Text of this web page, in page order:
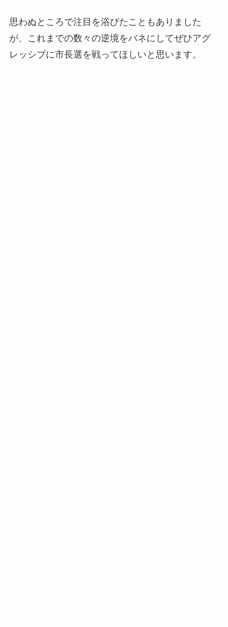
思わぬところで注目を浴びたこともありました
が、これまでの数々の逆境をバネにしてぜひアグ
レッシブに市長選を戦ってほしいと思います。